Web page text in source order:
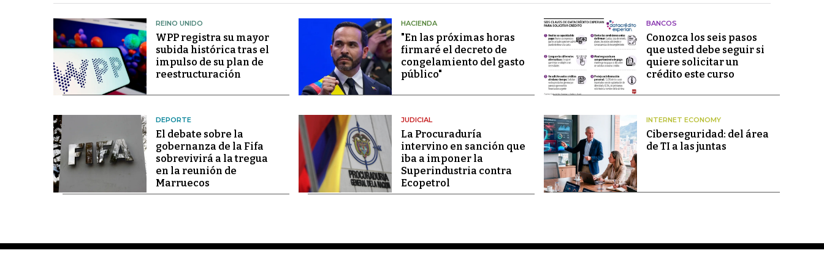
REINO UNIDO
WPP registra su mayor
subida histórica tras el
impulso de su plan de
reestructuración
HACIENDA
"En las próximas horas
firmaré el decreto de
congelamiento del gasto
público"
BANCOS
Conozca los seis pasos
que usted debe seguir si
quiere solicitar un
crédito este curso
DEPORTE
El debate sobre la
gobernanza de la Fifa
sobrevivirá a la tregua
en la reunión de
Marruecos
JUDICIAL
La Procuraduría
intervino en sanción que
iba a imponer la
Superindustria contra
Ecopetrol
INTERNET ECONOMY
Ciberseguridad: del área
de TI a las juntas